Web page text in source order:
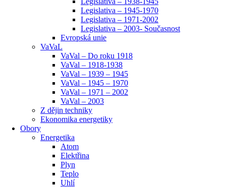
Legislativa – 1945-1970
Legislativa – 1971-2002
Legislativa – 2003- Současnost
Evropská unie
VaVaL
VaVal – Do roku 1918
VaVal – 1918-1938
VaVal – 1939 – 1945
VaVal – 1945 – 1970
VaVal – 1971 – 2002
VaVal – 2003
Z dějin techniky
Ekonomika energetiky
Obory
Energetika
Atom
Elektřina
Plyn
Teplo
Uhlí